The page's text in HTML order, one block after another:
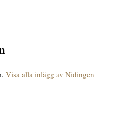
Visa alla inlägg av Nidingen